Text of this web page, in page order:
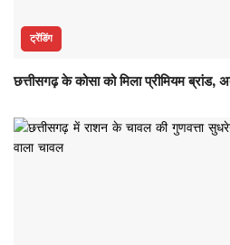
ट्रेंडिंग
छत्तीसगढ़ के कोसा को मिला प्रीमियम ब्रांड,